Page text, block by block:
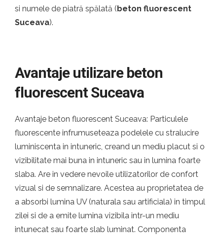
si numele de piatră spălată (beton fluorescent
Suceava).
Avantaje utilizare beton
fluorescent Suceava
Avantaje beton fluorescent Suceava: Particulele
fluorescente infrumuseteaza podelele cu stralucire
luminiscenta in intuneric, creand un mediu placut si o
vizibilitate mai buna in intuneric sau in lumina foarte
slaba. Are in vedere nevoile utilizatorilor de confort
vizual si de semnalizare. Acestea au proprietatea de
a absorbi lumina UV (naturala sau artificiala) in timpul
zilei si de a emite lumina vizibila intr-un mediu
intunecat sau foarte slab luminat. Componenta